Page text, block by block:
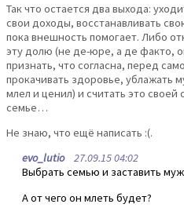
Так что остается два выхода:
свои доходы, восстанавливать
пока внешность помогает. Либо
эту долю (не де-юре, а де факто,
признать, что согласна, перед
прокачивать здоровье, ублажать
млел и ценил) и считать это
семье…
Не знаю, что ещё написать :(.
evo_lutio27.09.15 04:02
Выбрать семью и заставить
А от чего он млеть будет?